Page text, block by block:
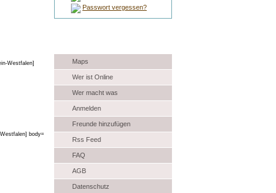
Passwort vergessen?
Maps
Wer ist Online
Wer macht was
Anmelden
Freunde hinzufügen
Rss Feed
FAQ
AGB
Datenschutz